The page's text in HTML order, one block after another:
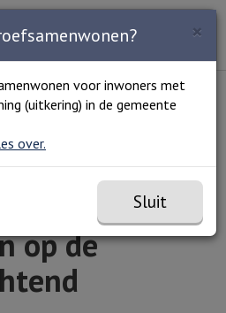
op de
×
voor inwoners met
(uitkering) in de gemeente
over.
Sluit